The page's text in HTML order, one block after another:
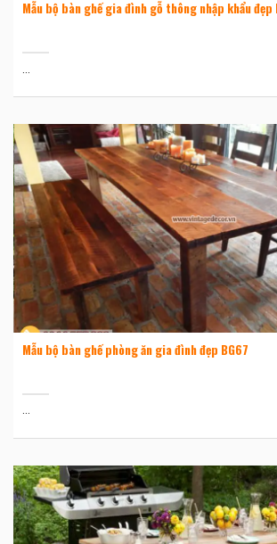
Mẫu bộ bàn ghế gia đình gỗ thông nhập khẩu đẹp
Mẫu bộ bàn ghế phòng ăn gia đình đẹp BG67
...